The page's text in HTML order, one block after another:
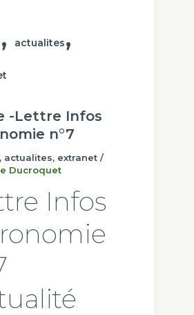
, actualites,
-Lettre Infos
n°7
, actualites, extranet /
Ducroquet
Infos